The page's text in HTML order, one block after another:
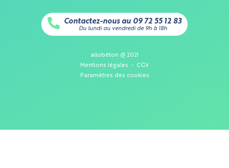
Contactez-nous au 09 72 55 12 83
Du lundi au vendredi de 9h à 18h
allobéton @ 2021
Mentions légales - CGV
Paramètres des cookies